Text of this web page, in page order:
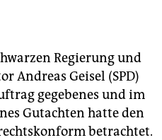
Regierung und
Andreas Geisel (SPD)
gegebenes und im
Gutachten hatte den
betrachtet.